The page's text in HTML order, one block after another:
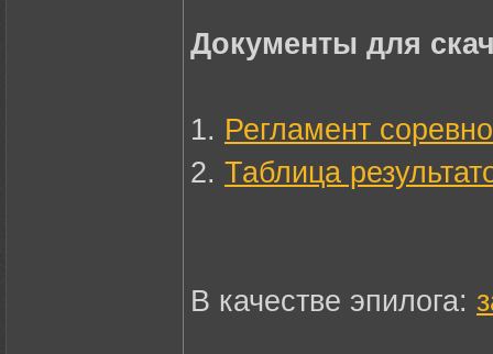
Документы для
1. Регламент
2. Таблица
В качестве эпилога: